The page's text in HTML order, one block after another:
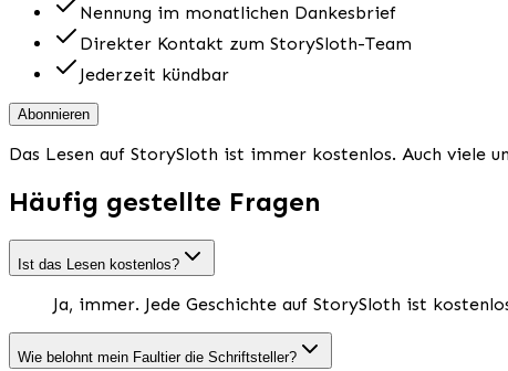
Nennung im monatlichen Dankesbrief
Direkter Kontakt zum StorySloth-Team
Jederzeit kündbar
Abonnieren
Das Lesen auf StorySloth ist immer kostenlos. Auch viele
Häufig gestellte Fragen
Ist das Lesen kostenlos?
Ja, immer. Jede Geschichte auf StorySloth ist
Wie belohnt mein Faultier die Schriftsteller?